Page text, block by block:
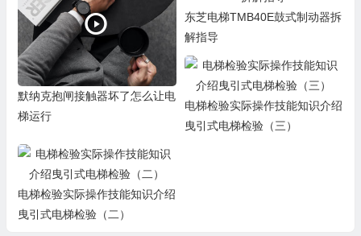
默纳克抱闸接触器坏了怎么让电
梯运行
东芝电梯TMB40E鼓式制动器拆
解指导
电梯检验实际操作技能知识介绍
曳引式电梯检验（三）
电梯检验实际操作技能知识介绍
曳引式电梯检验（二）